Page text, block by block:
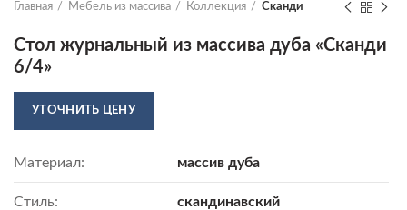
Главная Мебель из массива Коллекция Сканди
Стол журнальный из массива дуба «Сканди
6/4»
УТОЧНИТЬ ЦЕНУ
Материал: массив дуба
Стиль: скандинавский